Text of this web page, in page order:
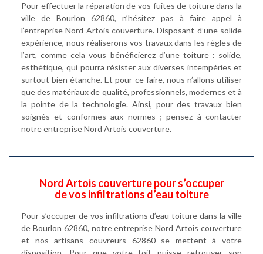
Pour effectuer la réparation de vos fuites de toiture dans la
ville de Bourlon 62860, n’hésitez pas à faire appel à
l’entreprise Nord Artois couverture. Disposant d’une solide
expérience, nous réaliserons vos travaux dans les règles de
l’art, comme cela vous bénéficierez d’une toiture : solide,
esthétique, qui pourra résister aux diverses intempéries et
surtout bien étanche. Et pour ce faire, nous n’allons utiliser
que des matériaux de qualité, professionnels, modernes et à
la pointe de la technologie. Ainsi, pour des travaux bien
soignés et conformes aux normes ; pensez à contacter
notre entreprise Nord Artois couverture.
Nord Artois couverture pour s’occuper
de vos infiltrations d’eau toiture
Pour s’occuper de vos infiltrations d’eau toiture dans la ville
de Bourlon 62860, notre entreprise Nord Artois couverture
et nos artisans couvreurs 62860 se mettent à votre